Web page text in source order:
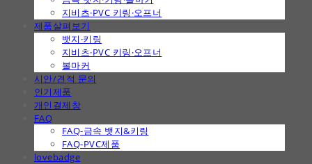
지비츠·PVC 키링·오프너
제품살펴보기
뱃지·키링
지비츠·PVC 키링·오프너
볼마커
시안/견적 문의
인기제품
개인결제창
FAQ
FAQ-금속 뱃지&키링
FAQ-PVC제품
lovebadge